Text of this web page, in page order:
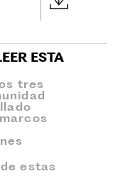
ESTA
tres
estas